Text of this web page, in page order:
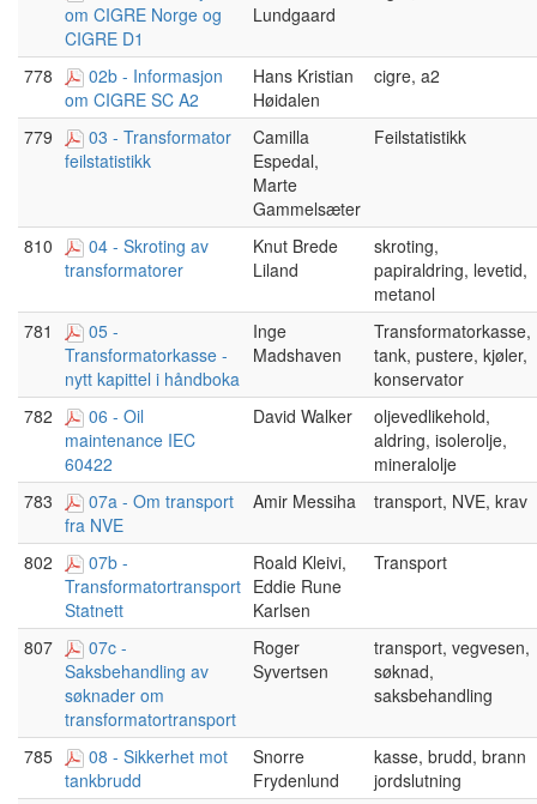
om CIGRE Norge og
CIGRE D1
Lundgaard
778
02b - Informasjon
om CIGRE SC A2
Hans Kristian
Høidalen
cigre, a2
779
03 - Transformator
feilstatistikk
Camilla
Espedal,
Marte
Gammelsæter
Feilstatistikk
810
04 - Skroting av
transformatorer
Knut Brede
Liland
skroting,
papiraldring, levetid,
metanol
781
05 -
Transformatorkasse -
nytt kapittel i håndboka
Inge
Madshaven
Transformatorkasse,
tank, pustere, kjøler,
konservator
782
06 - Oil
maintenance IEC
60422
David Walker
oljevedlikehold,
aldring, isolerolje,
mineralolje
783
07a - Om transport
fra NVE
Amir Messiha transport, NVE, krav
802
07b -
Transformatortransport
Statnett
Roald Kleivi,
Eddie Rune
Karlsen
Transport
807
07c -
Saksbehandling av
søknader om
transformatortransport
Roger
Syvertsen
transport, vegvesen,
søknad,
saksbehandling
785
08 - Sikkerhet mot
tankbrudd
Snorre
Frydenlund
kasse, brudd, brann
jordslutning